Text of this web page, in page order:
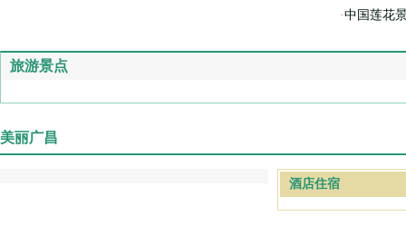
·中国莲花
旅游景点
美丽广昌
酒店住宿